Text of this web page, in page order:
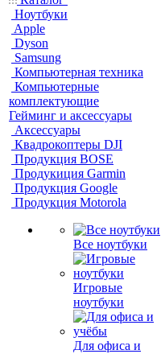
Ноутбуки
Apple
Dyson
Samsung
Компьютерная техника
Компьютерные
комплектующие
Гейминг и аксессуары
Аксессуары
Квадрокоптеры DJI
Продукция BOSE
Продукиция Garmin
Продукция Google
Продукция Motorola
Все ноутбуки
Игровые
ноутбуки
Для офиса и